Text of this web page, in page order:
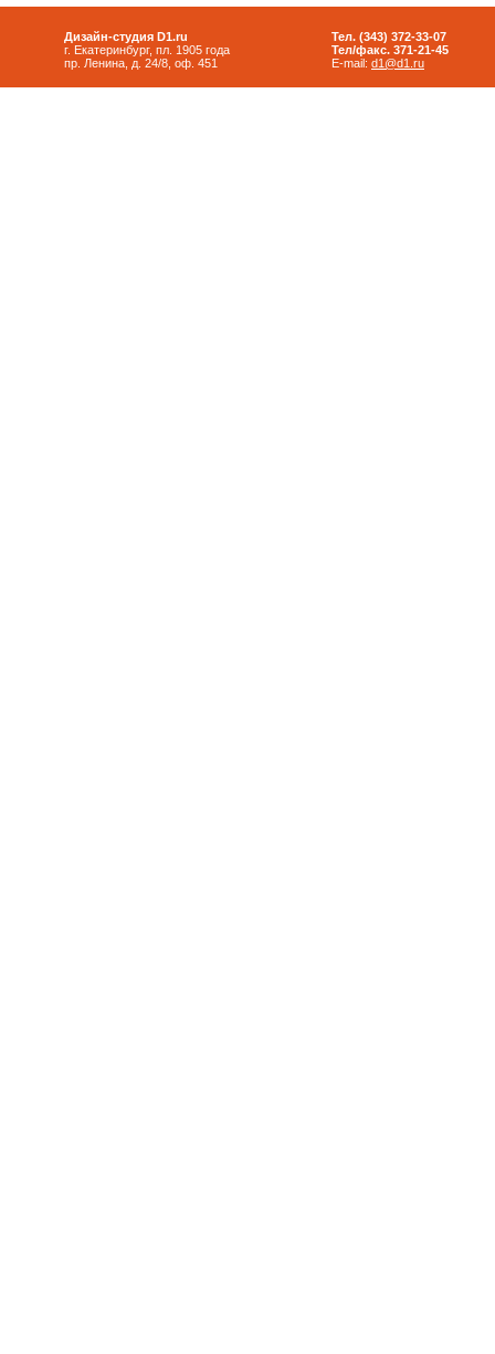
Дизайн-студия D1.ru
г. Екатеринбург, пл. 1905 года
пр. Ленина, д. 24/8, оф. 451
Тел. (343) 372-33-07
Тел/факс. 371-21-45
E-mail: d1@d1.ru